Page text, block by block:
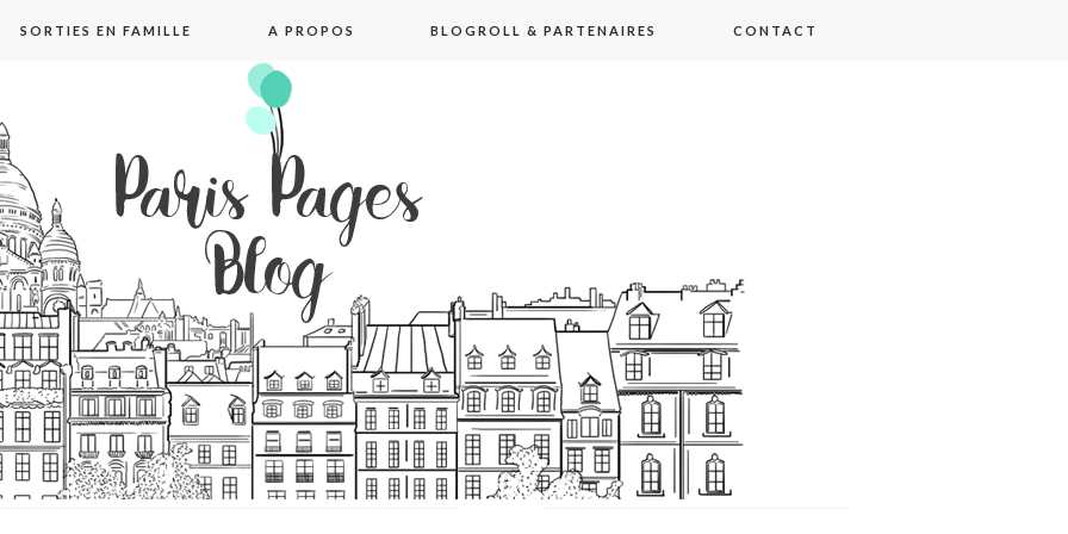
SORTIES EN FAMILLE A PROPOS BLOGROLL & PARTENAIRES CONTACT
blog